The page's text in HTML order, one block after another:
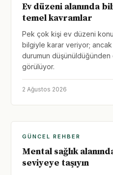
Ev düzeni alanında
temel kavramlar
Pek çok kişi ev düzeni
bilgiyle karar veriyor;
durumun düşünüldüğünden
görülüyor.
2 Ağustos 2026
GÜNCEL REHBER
Mental sağlık
seviyeye taşıyın